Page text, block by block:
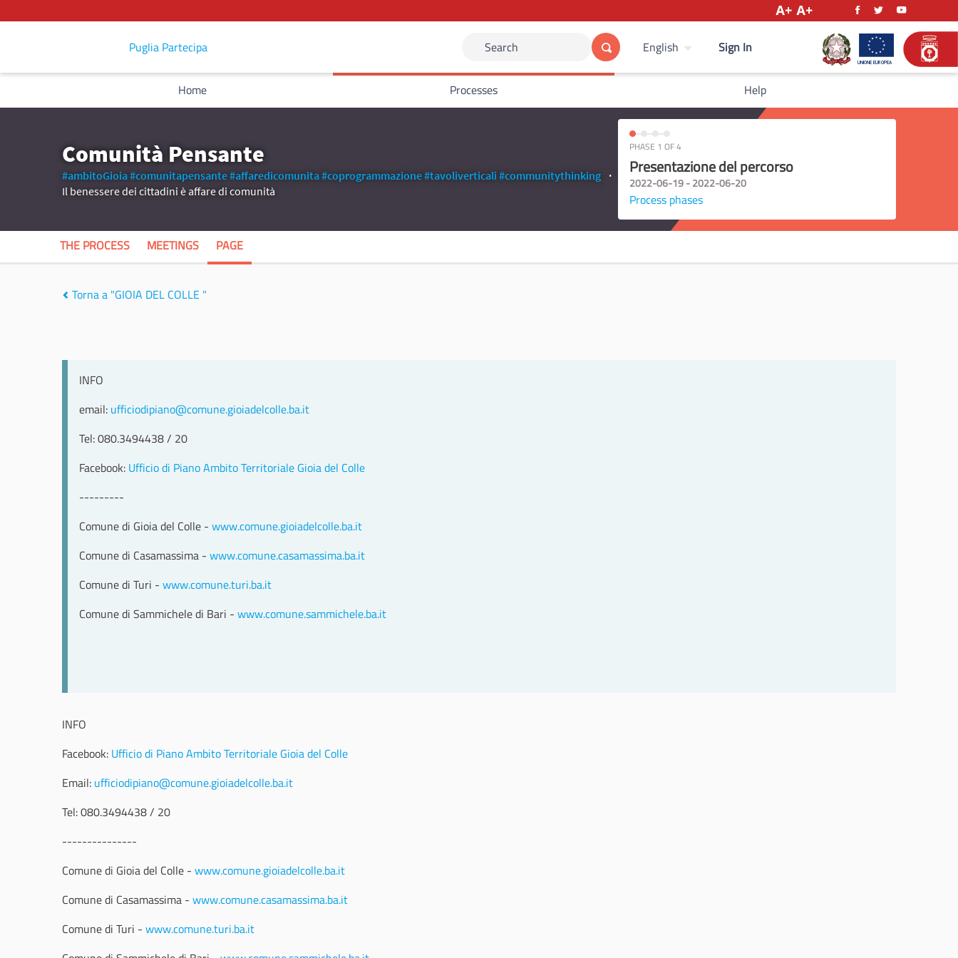
Puglia Partecipa Search English Sign In
Home Processes Help
Comunità Pensante
#ambitoGioia#comunitapensante#affaredicomunita#coprogrammazione#tavoliverticali #communitythinking
Il benessere dei cittadini è affare di comunità
PHASE 1 OF 4
Presentazione del percorso
2022-06-19 - 2022-06-20
Process phases
THE PROCESS MEETINGS PAGE
Torna a "GIOIA DEL COLLE "
INFO
email: ufficiodipiano@comune.gioiadelcolle.ba.it
Tel: 080.3494438 / 20
Facebook: Ufficio di Piano Ambito Territoriale Gioia del Colle
---------
Comune di Gioia del Colle - www.comune.gioiadelcolle.ba.it
Comune di Casamassima - www.comune.casamassima.ba.it
Comune di Turi - www.comune.turi.ba.it
Comune di Sammichele di Bari - www.comune.sammichele.ba.it
INFO
Facebook: Ufficio di Piano Ambito Territoriale Gioia del Colle
Email: ufficiodipiano@comune.gioiadelcolle.ba.it
Tel: 080.3494438 / 20
---------------
Comune di Gioia del Colle - www.comune.gioiadelcolle.ba.it
Comune di Casamassima - www.comune.casamassima.ba.it
Comune di Turi - www.comune.turi.ba.it